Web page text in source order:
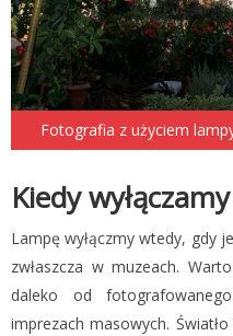
Fotografia z użyciem
Kiedy
Lampę wyłączmy wtedy, gdy
zwłaszcza w muzeach.
daleko od
imprezach masowych.